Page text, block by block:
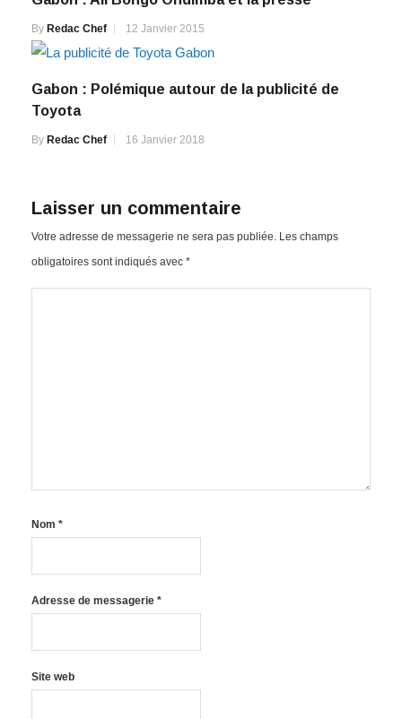
By Redac Chef 12 Janvier 2015
Gabon : Polémique autour de la publicité de
Toyota
By Redac Chef 16 Janvier 2018
Laisser un commentaire
Votre adresse de messagerie ne sera pas publiée. Les champs
obligatoires sont indiqués avec *
Nom *
Adresse de messagerie *
Site web